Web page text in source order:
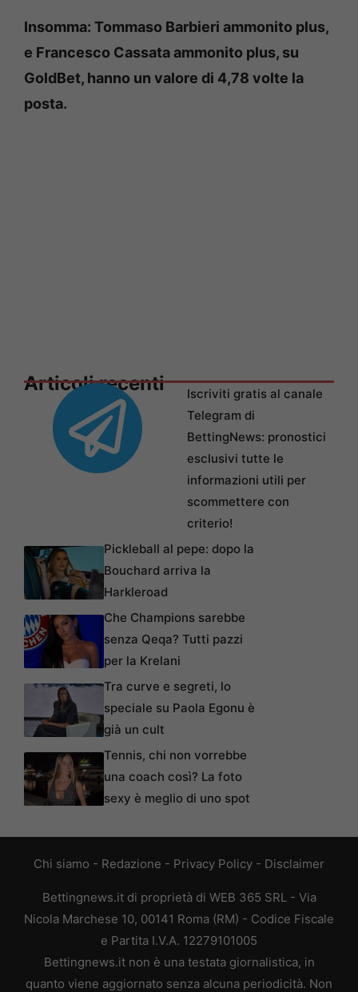
Insomma: Tommaso Barbieri ammonito plus,
e Francesco Cassata ammonito plus, su
GoldBet, hanno un valore di 4,78 volte la
posta.
Articoli recenti
Iscriviti gratis al canale
Telegram di
BettingNews: pronostici
esclusivi tutte le
informazioni utili per
scommettere con
criterio!
Pickleball al pepe: dopo la
Bouchard arriva la
Harkleroad
Che Champions sarebbe
senza Qeqa? Tutti pazzi
per la Krelani
Tra curve e segreti, lo
speciale su Paola Egonu è
già un cult
Tennis, chi non vorrebbe
una coach così? La foto
sexy è meglio di uno spot
Chi siamo - Redazione - Privacy Policy - Disclaimer
Bettingnews.it di proprietà di WEB 365 SRL - Via
Nicola Marchese 10, 00141 Roma (RM) - Codice Fiscale
e Partita I.V.A. 12279101005
Bettingnews.it non è una testata giornalistica, in
quanto viene aggiornato senza alcuna periodicità. Non